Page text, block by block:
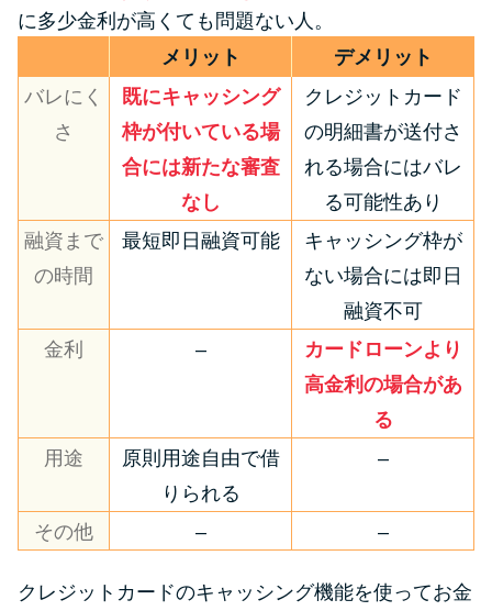
に多少金利が高くても問題ない人。
メリット
デメリット
バレにく
さ
既にキャッシング
枠が付いている場
合には新たな審査
なし
クレジットカード
の明細書が送付さ
れる場合にはバレ
る可能性あり
融資まで
の時間
最短即日融資可能
キャッシング枠が
ない場合には即日
融資不可
金利
–
カードローンより
高金利の場合があ
る
用途
原則用途自由で借
りられる
–
その他 – –
クレジットカードのキャッシング機能を使ってお金